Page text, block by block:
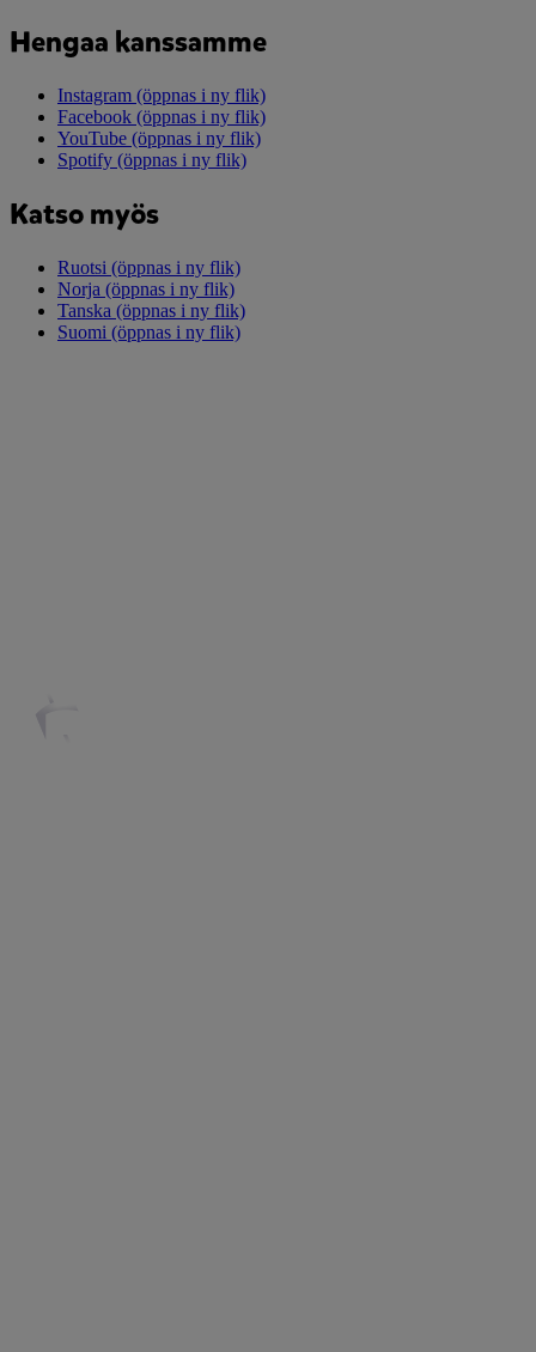
Hengaa kanssamme
Instagram (öppnas i ny flik)
Facebook (öppnas i ny flik)
YouTube (öppnas i ny flik)
Spotify (öppnas i ny flik)
Katso myös
Ruotsi (öppnas i ny flik)
Norja (öppnas i ny flik)
Tanska (öppnas i ny flik)
Suomi (öppnas i ny flik)